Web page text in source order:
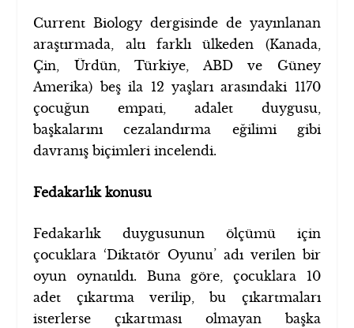
Current Biology dergisinde de yayınlanan
araştırmada, altı farklı ülkeden (Kanada,
Çin, Ürdün, Türkiye, ABD ve Güney
Amerika) beş ila 12 yaşları arasındaki 1170
çocuğun empati, adalet duygusu,
başkalarını cezalandırma eğilimi gibi
davranış biçimleri incelendi.
Fedakarlık konusu
Fedakarlık duygusunun ölçümü için
çocuklara ‘Diktatör Oyunu’ adı verilen bir
oyun oynatıldı. Buna göre, çocuklara 10
adet çıkartma verilip, bu çıkartmaları
isterlerse çıkartması olmayan başka